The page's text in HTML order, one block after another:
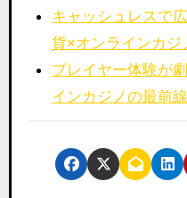
キャッシュレスで
貨×オンラインカジ
プレイヤー体験が
インカジノの最前線